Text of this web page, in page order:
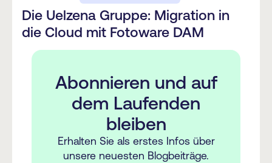
Die Uelzena Gruppe: Migration in
die Cloud mit Fotoware DAM
Abonnieren und auf
dem Laufenden
bleiben
Erhalten Sie als erstes Infos über
unsere neuesten Blogbeiträge.